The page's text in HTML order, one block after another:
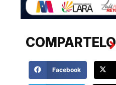
COMPARTELO
Facebook